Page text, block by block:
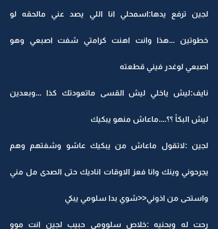
لجين ترفع يدها:اسمحلي انا اللي يصد عني مالحقه لو
خطوتين ...هذا وانت اهنت كرامتي شفت اصبعي وهو
اصبعي لوغدر فيني قطعته
نايف:ليش ياخلي ليش القسى ماتعودتك كذا ...وبعدين
ليش البكأ ؟؟....ماعاش منهو يبكيك
لجين :لاتقول ماعاش من يبكيك عاشو وشفتهم وهم
يجرحوني وينك وانا فعز الاوقات اناديك حتى الصدى مل مني
واستحى من اذوني<<شوي بدا سلومي يبكي
رحت له وبحنيه :خلاص سلوومي حبيب لجين انت موو